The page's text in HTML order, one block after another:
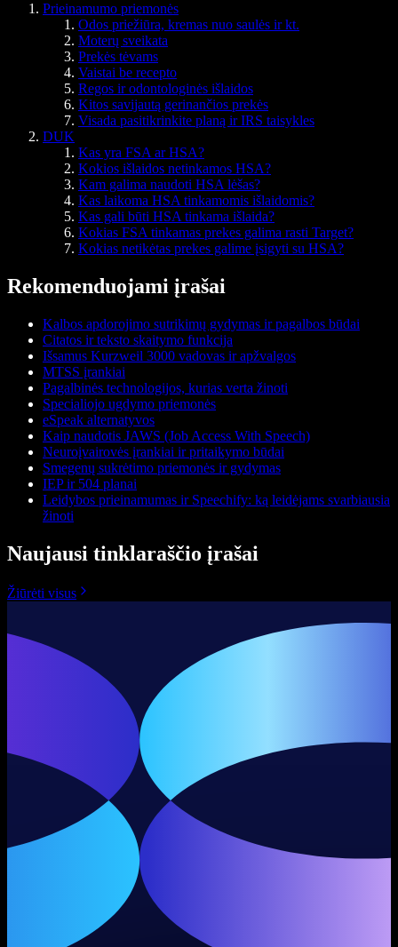
Prieinamumo priemonės
Odos priežiūra, kremas nuo saulės ir kt.
Moterų sveikata
Prekės tėvams
Vaistai be recepto
Regos ir odontologinės išlaidos
Kitos savijautą gerinančios prekės
Visada pasitikrinkite planą ir IRS taisykles
DUK
Kas yra FSA ar HSA?
Kokios išlaidos netinkamos HSA?
Kam galima naudoti HSA lėšas?
Kas laikoma HSA tinkamomis išlaidomis?
Kas gali būti HSA tinkama išlaida?
Kokias FSA tinkamas prekes galima rasti Target?
Kokias netikėtas prekes galime įsigyti su HSA?
Rekomenduojami įrašai
Kalbos apdorojimo sutrikimų gydymas ir pagalbos būdai
Citatos ir teksto skaitymo funkcija
Išsamus Kurzweil 3000 vadovas ir apžvalgos
MTSS įrankiai
Pagalbinės technologijos, kurias verta žinoti
Specialiojo ugdymo priemonės
eSpeak alternatyvos
Kaip naudotis JAWS (Job Access With Speech)
Neuroįvairovės įrankiai ir pritaikymo būdai
Smegenų sukrėtimo priemonės ir gydymas
IEP ir 504 planai
Leidybos prieinamumas ir Speechify: ką leidėjams svarbiausia
žinoti
Naujausi tinklaraščio įrašai
Žiūrėti visus